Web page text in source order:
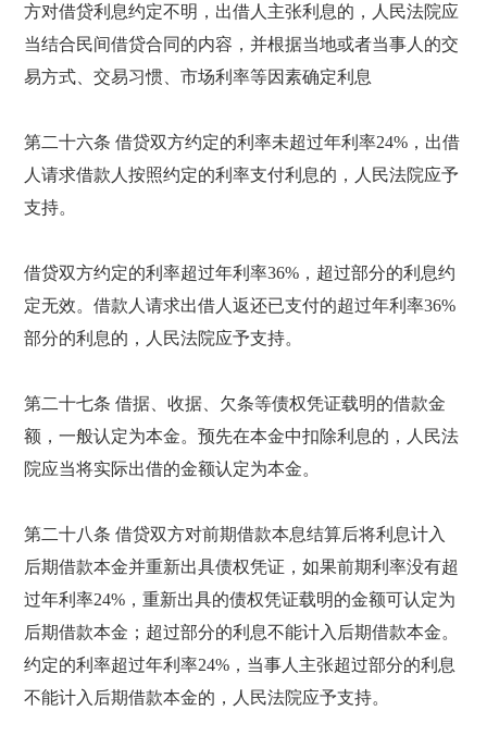
方对借贷利息约定不明，出借人主张利息的，人民法院应
当结合民间借贷合同的内容，并根据当地或者当事人的交
易方式、交易习惯、市场利率等因素确定利息
第二十六条 借贷双方约定的利率未超过年利率24%，出借
人请求借款人按照约定的利率支付利息的，人民法院应予
支持。
借贷双方约定的利率超过年利率36%，超过部分的利息约
定无效。借款人请求出借人返还已支付的超过年利率36%
部分的利息的，人民法院应予支持。
第二十七条 借据、收据、欠条等债权凭证载明的借款金
额，一般认定为本金。预先在本金中扣除利息的，人民法
院应当将实际出借的金额认定为本金。
第二十八条 借贷双方对前期借款本息结算后将利息计入
后期借款本金并重新出具债权凭证，如果前期利率没有超
过年利率24%，重新出具的债权凭证载明的金额可认定为
后期借款本金；超过部分的利息不能计入后期借款本金。
约定的利率超过年利率24%，当事人主张超过部分的利息
不能计入后期借款本金的，人民法院应予支持。